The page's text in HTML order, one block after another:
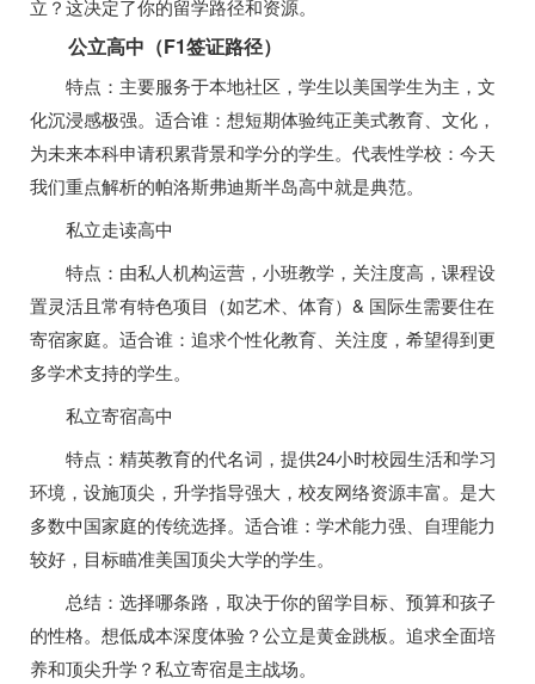
立？这决定了你的留学路径和资源。
公立高中（F1签证路径）
特点：主要服务于本地社区，学生以美国学生为主，文
化沉浸感极强。适合谁：想短期体验纯正美式教育、文化，
为未来本科申请积累背景和学分的学生。代表性学校：今天
我们重点解析的帕洛斯弗迪斯半岛高中就是典范。
私立走读高中
特点：由私人机构运营，小班教学，关注度高，课程设
置灵活且常有特色项目（如艺术、体育）& 国际生需要住在
寄宿家庭。适合谁：追求个性化教育、关注度，希望得到更
多学术支持的学生。
私立寄宿高中
特点：精英教育的代名词，提供24小时校园生活和学习
环境，设施顶尖，升学指导强大，校友网络资源丰富。是大
多数中国家庭的传统选择。适合谁：学术能力强、自理能力
较好，目标瞄准美国顶尖大学的学生。
总结：选择哪条路，取决于你的留学目标、预算和孩子
的性格。想低成本深度体验？公立是黄金跳板。追求全面培
养和顶尖升学？私立寄宿是主战场。